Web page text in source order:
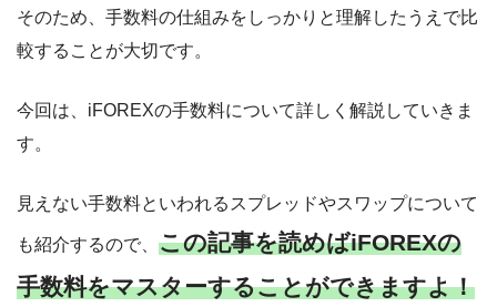
そのため、手数料の仕組みをしっかりと理解したうえで比
較することが大切です。
今回は、iFOREXの手数料について詳しく解説していきま
す。
見えない手数料といわれるスプレッドやスワップについて
も紹介するので、 この記事を読めばiFOREXの
手数料をマスターすることができますよ！